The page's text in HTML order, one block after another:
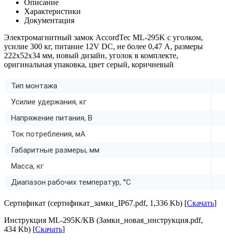
Описание
Характеристики
Документация
Электромагнитный замок AccordTec ML-295K с уголком,
усилие 300 кг, питание 12V DC, не более 0,47 A, размеры
222x52x34 мм, новый дизайн, уголок в комплекте,
оригинальная упаковка, цвет серый, коричневый
Тип монтажа
Усилие удержания, кг
Напряжение питания, В
Ток потребления, мА
Габаритные размеры, мм
Масса, кг
Диапазон рабочих температур, °C
Сертификат (сертификат_замки_IP67.pdf, 1,336 Kb) [Скачать]
Инструкция ML-295K/KB (Замки_новая_инструкция.pdf,
434 Kb) [Скачать]